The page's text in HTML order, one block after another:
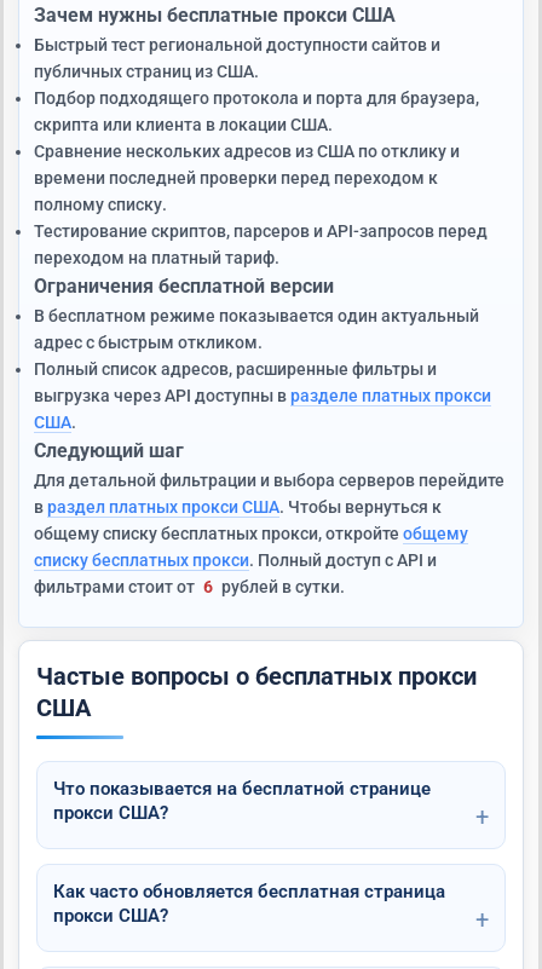
Зачем нужны бесплатные прокси США
Быстрый тест региональной доступности сайтов и
публичных страниц из США.
Подбор подходящего протокола и порта для браузера,
скрипта или клиента в локации США.
Сравнение нескольких адресов из США по отклику и
времени последней проверки перед переходом к
полному списку.
Тестирование скриптов, парсеров и API-запросов перед
переходом на платный тариф.
Ограничения бесплатной версии
В бесплатном режиме показывается один актуальный
адрес с быстрым откликом.
Полный список адресов, расширенные фильтры и
выгрузка через API доступны вразделе платных прокси
США.
Следующий шаг
Для детальной фильтрации и выбора серверов перейдите
враздел платных прокси США. Чтобы вернуться к
общему списку бесплатных прокси, откройте общему
списку бесплатных прокси. Полный доступ с API и
фильтрами стоит от 6 рублей в сутки.
Частые вопросы о бесплатных прокси
США
Что показывается на бесплатной странице
прокси США?
Как часто обновляется бесплатная страница
прокси США?